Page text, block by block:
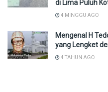
di Lima Puluh
4 MINGGU AGO
Mengenal H
yang Lengket
4 TAHUN AGO